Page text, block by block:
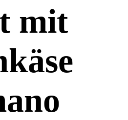
mit